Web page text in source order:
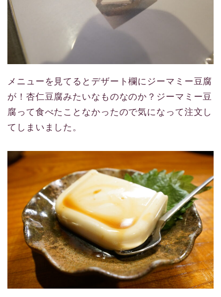
メニューを見てるとデザート欄にジーマミー豆腐
が！杏仁豆腐みたいなものなのか？ジーマミー豆
腐って食べたことなかったので気になって注文し
てしまいました。